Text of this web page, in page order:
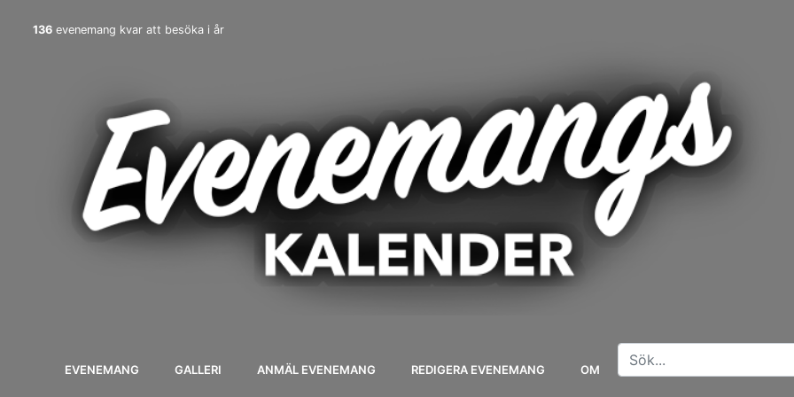
136 evenemang kvar att besöka i år
EVENEMANG GALLERI ANMÄL EVENEMANG REDIGERA EVENEMANG OM